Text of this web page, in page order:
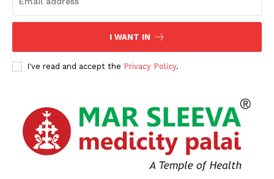
I WANT IN
I've read and accept the Privacy Policy.